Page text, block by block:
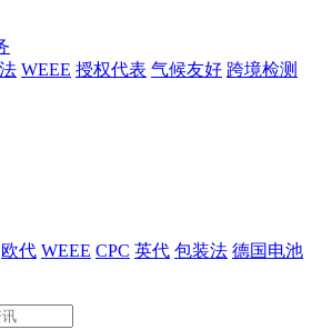
WEEE 授权代表 气候友好 跨境检测
欧代 WEEE CPC 英代 包装法 德国电池